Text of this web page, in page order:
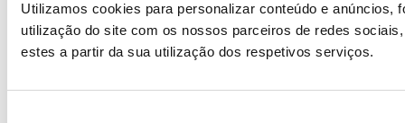
Utilizamos cookies para personalizar conteúdo e anúncios,
utilização do site com os nossos parceiros de redes
estes a partir da sua utilização dos respetivos serviços.